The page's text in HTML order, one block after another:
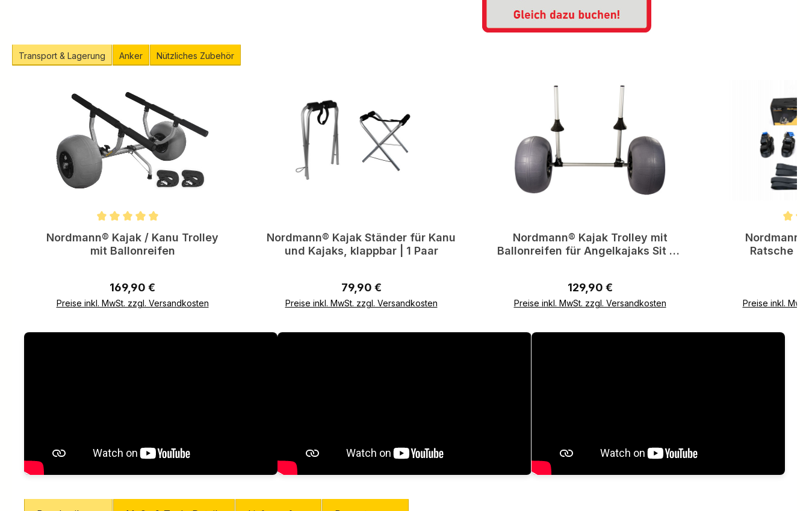
Transport & Lagerung Anker Nützliches Zubehör
Durchschnittliche Bewertung von 5 von 5 Sternen
Nordmann® Kajak / Kanu Trolley
mit Ballonreifen
Regulärer Preis:
169,90 €
Preise inkl. MwSt. zzgl. Versandkosten
Nordmann® Kajak Ständer für Kanu
und Kajaks, klappbar | 1 Paar
Regulärer Preis:
79,90 €
Preise inkl. MwSt. zzgl. Versandkosten
Nordmann® Kajak Trolley mit
Ballonreifen für Angelkajaks Sit on
Regulärer Preis:
129,90 €
Preise inkl. MwSt. zzgl. Versandkosten
Ratsche
Preise inkl.